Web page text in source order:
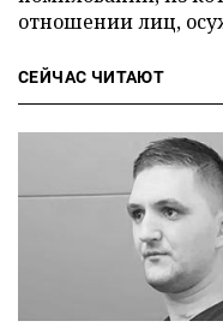
отношении лиц,
СЕЙЧАС ЧИТАЮТ